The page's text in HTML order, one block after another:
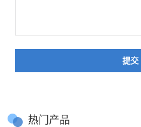
提交
热门产品